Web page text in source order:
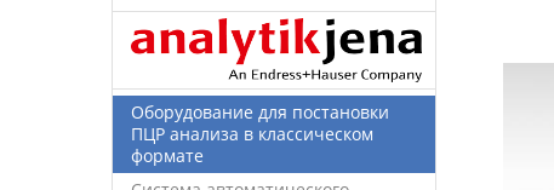
Оборудование для постановки
ПЦР анализа в классическом
формате